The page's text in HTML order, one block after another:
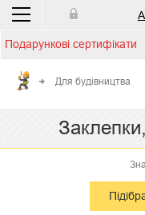
Подарункові сертифікати
Для будівництва